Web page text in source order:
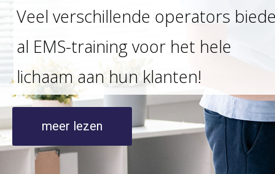
Veel verschillende operators
al EMS-training voor het hele
lichaam aan hun klanten!
meer lezen